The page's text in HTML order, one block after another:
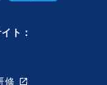
ト：
修